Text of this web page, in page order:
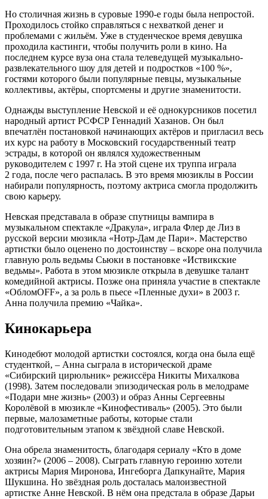
Но столичная жизнь в суровые 1990-е годы была непростой.
Проходилось стойко справляться с нехваткой денег и
проблемами с жильём. Уже в студенческое время девушка
проходила кастинги, чтобы получить роли в кино. На
последнем курсе вуза она стала телеведущей музыкально-
развлекательного шоу для детей и подростков «100 %»,
гостями которого были популярные певцы, музыкальные
коллективы, актёры, спортсмены и другие знаменитости.
Однажды выступление Невской и её однокурсников посетил
народный артист РСФСР Геннадий Хазанов. Он был
впечатлён постановкой начинающих актёров и пригласил весь
их курс на работу в Московский государственный театр
эстрады, в которой он являлся художественным
руководителем с 1997 г. На этой сцене их труппа играла
2 года, после чего распалась. В это время мюзиклы в России
набирали популярность, поэтому актриса смогла продолжить
свою карьеру.
Невская представала в образе спутницы вампира в
музыкальном спектакле «Дракула», играла Флер де Лиз в
русской версии мюзикла «Нотр-Дам де Пари». Мастерство
артистки было оценено по достоинству – вскоре она получила
главную роль ведьмы Сьюки в постановке «Иствикские
ведьмы». Работа в этом мюзикле открыла в девушке талант
комедийной актрисы. Позже она приняла участие в спектакле
«ОбломOFF», а за роль в пьесе «Пленные духи» в 2003 г.
Анна получила премию «Чайка».
Кинокарьера
Кинодебют молодой артистки состоялся, когда она была ещё
студенткой, – Анна сыграла в исторической драме
«Сибирский цирюльник» режиссёра Никиты Михалкова
(1998). Затем последовали эпизодическая роль в мелодраме
«Подари мне жизнь» (2003) и образ Анны Сергеевны
Королёвой в мюзикле «Кинофестиваль» (2005). Это были
первые, малозаметные работы, которые стали
подготовительным этапом к звёздной славе Невской.
Она обрела знаменитость, благодаря сериалу «Кто в доме
хозяин?» (2006 – 2008). Сыграть главную героиню хотели
актрисы Мария Миронова, Ингеборга Дапкунайте, Мария
Шукшина. Но звёздная роль досталась малоизвестной
артистке Анне Невской. В нём она предстала в образе Дарьи